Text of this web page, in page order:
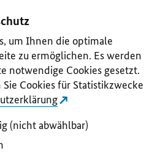
um Ihnen die optimale
zu ermöglichen. Es werden
notwendige Cookies gesetzt.
Cookies für Statistikzwecke
(nicht abwählbar)